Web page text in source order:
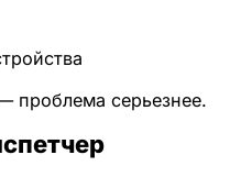
проблема серьезнее.